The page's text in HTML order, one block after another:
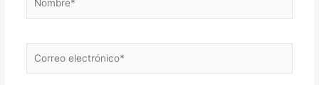
electrónico*